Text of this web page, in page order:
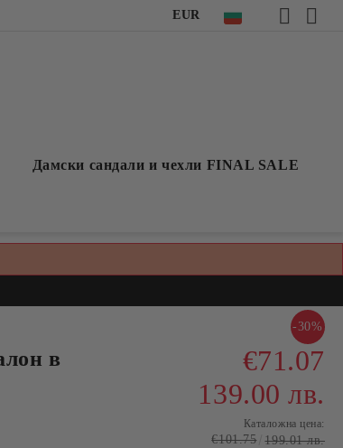
EUR
Дамски сандали и чехли FINAL SALE
в
-30%
€71.07
139.00 лв.
Каталожна цена:
€101.75 199.01 лв.